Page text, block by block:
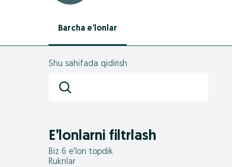
Barcha e’lonlar
Shu sahifada qidirish
E’lonlarni filtrlash
Biz 6 e'lon topdik
Ruknlar